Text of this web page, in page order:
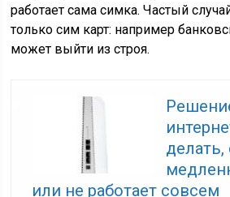
работает сама симка. Частый
только сим карт: например
может выйти из строя.
делать,
или не работает совсем